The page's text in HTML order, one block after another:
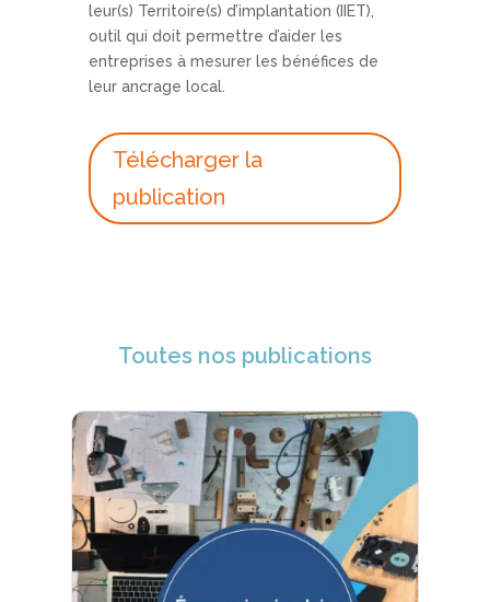
leur(s) Territoire(s) d’implantation (IIET),
outil qui doit permettre d’aider les
entreprises à mesurer les bénéfices de
leur ancrage local.
Télécharger la
publication
Toutes nos publications